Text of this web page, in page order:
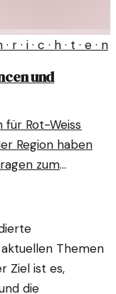
· r · i · c · h · t · e · n
und
für Rot-Weiss
Region haben
zum
Themen
Ziel ist es,
die